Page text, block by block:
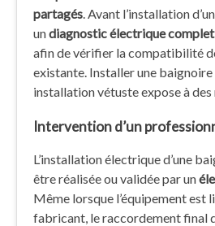
partagés. Avant l’installation
undiagnostic électrique complet
afin de vérifier la compatibilité
existante. Installer une baignoire
installation vétuste expose à
Intervention d’un
L’installation électrique d’une
être réalisée ou validée par un
Même lorsque l’équipement est
fabricant, le raccordement final